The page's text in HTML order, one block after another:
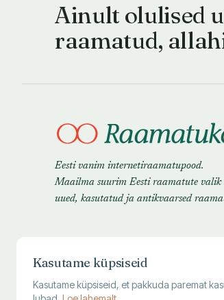
Ainult olulised
raamatud,
Eesti vanim internetiraamatupood.
Maailma suurim Eesti raamatute valik
uued, kasutatud ja antikvaarsed
Kasutame küpsiseid
Kasutame küpsiseid, et pakkuda paremat